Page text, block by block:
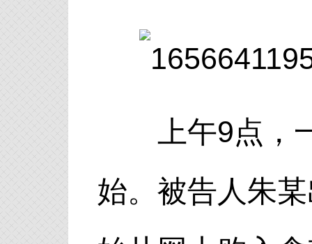
上午9点，一
始。被告人朱